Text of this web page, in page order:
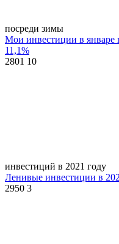
посреди зимы
Мои инвестиции в январе
11,1%
2801 10
инвестиций в 2021 году
Ленивые инвестиции в
2950 3